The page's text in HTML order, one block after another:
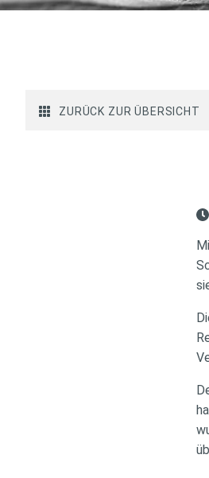
ZURÜCK ZUR ÜBERSICHT